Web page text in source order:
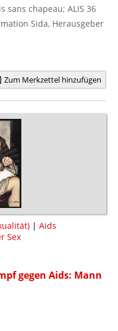
sans chapeau; ALIS 36
Sida, Herausgeber
Zum Merkzettel hinzufügen
| Aids
Sex
gegen Aids: Mann